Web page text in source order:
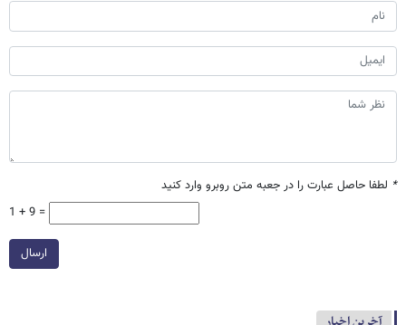
* لطفا حاصل عبارت را در جعبه متن روبرو وارد کنید
1 + 9 =
ارسال